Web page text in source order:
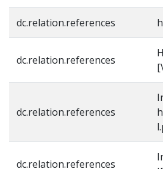
dc.relation.references
dc.relation.references
dc.relation.references
dc.relation.references